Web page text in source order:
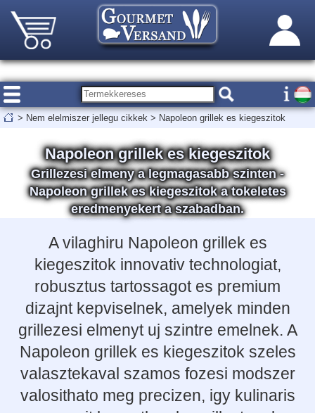
> Nem elelmiszer jellegu cikkek > Napoleon grillek es kiegeszitok
Napoleon grillek es kiegeszitok
Grillezesi elmeny a legmagasabb szinten -
Napoleon grillek es kiegeszitok a tokeletes
eredmenyekert a szabadban.
A vilaghiru Napoleon grillek es
kiegeszitok innovativ technologiat,
robusztus tartossagot es premium
dizajnt kepviselnek, amelyek minden
grillezesi elmenyt uj szintre emelnek. A
Napoleon grillek es kiegeszitok szeles
valasztekaval szamos fozesi modszer
valosithato meg precizen, igy kulinaris